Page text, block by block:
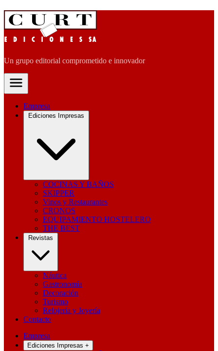
Un grupo editorial comprometido e innovador
Empresa
Ediciones Impresas
COCINAS Y BAÑOS
SKIPPER
Vinos y Restaurantes
CRONOS
EQUIPAMIENTO HOSTELERO
THE BEST
Revistas
Náutica
Gastronomía
Decoración
Turismo
Relojería y Joyería
Contacto
Empresa
Ediciones Impresas +